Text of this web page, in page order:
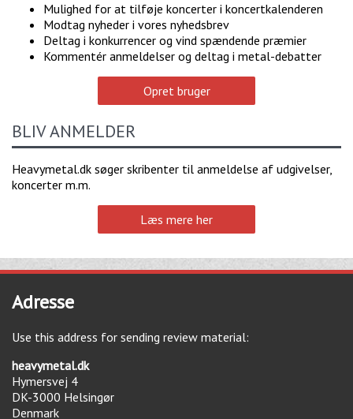
Mulighed for at tilføje koncerter i koncertkalenderen
Modtag nyheder i vores nyhedsbrev
Deltag i konkurrencer og vind spændende præmier
Kommentér anmeldelser og deltag i metal-debatter
Opret bruger
BLIV ANMELDER
Heavymetal.dk søger skribenter til anmeldelse af udgivelser,
koncerter m.m.
Læs mere her
Adresse
Use this address for sending review material:
heavymetal.dk
Hymersvej 4
DK-3000 Helsingør
Denmark